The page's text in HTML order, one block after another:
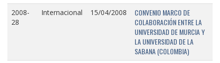
2008-
28
Internacional 15/04/2008
CONVENIO MARCO DE
COLABORACIÓN ENTRE LA
UNIVERSIDAD DE MURCIA Y
LA UNIVERSIDAD DE LA
SABANA (COLOMBIA)